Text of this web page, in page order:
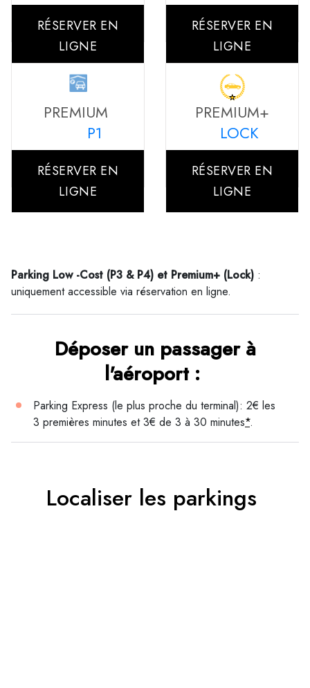
RÉSERVER EN
LIGNE
RÉSERVER EN
LIGNE
PREMIUM
P1
RÉSERVER EN
LIGNE
PREMIUM+
LOCK
RÉSERVER EN
LIGNE
Parking Low -Cost (P3 & P4) et Premium+ (Lock) :
uniquement accessible via réservation en ligne.
Déposer un passager à
l'aéroport :
Parking Express (le plus proche du terminal): 2€ les
3 premières minutes et 3€ de 3 à 30 minutes*.
Localiser les parkings